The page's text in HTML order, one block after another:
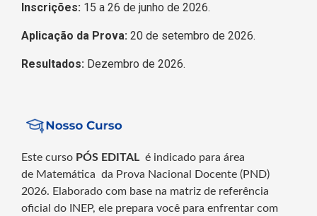
Inscrições: 15 a 26 de junho de 2026.
Aplicação da Prova: 20 de setembro de 2026.
Resultados: Dezembro de 2026.
Este curso PÓS EDITAL é indicado para área
de Matemática da Prova Nacional Docente (PND)
2026. Elaborado com base na matriz de referência
oficial do INEP, ele prepara você para enfrentar com